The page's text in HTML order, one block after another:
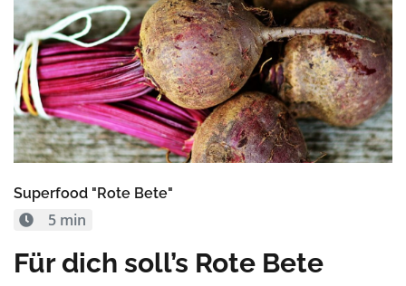
Superfood "Rote Bete"
5 min
Für dich soll’s Rote Bete